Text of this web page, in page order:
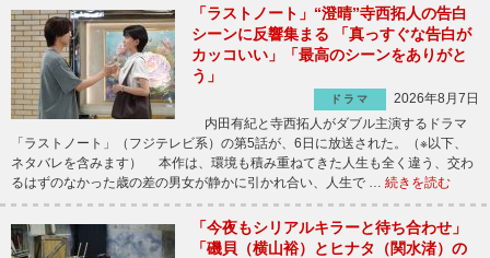
「ラストノート」“澄晴”寺西拓人の告白
シーンに反響集まる 「真っすぐな告白が
カッコいい」「最高のシーンをありがと
う」
ドラマ
2026年8月7日
内田有紀と寺西拓人がダブル主演するドラマ
「ラストノート」（フジテレビ系）の第5話が、6日に放送された。（※以下、
ネタバレを含みます） 本作は、環境も積み重ねてきた人生も全く違う、交わ
るはずのなかった歳の差の男女が静かに引かれ合い、人生で … 続きを読む
「今夜もシリアルキラーと待ち合わせ」
「磯貝（横山裕）とヒナタ（関水渚）の